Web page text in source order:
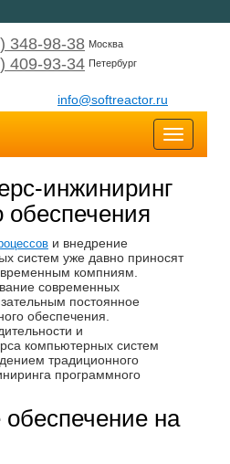
348-98-38 Москва
409-93-34 Петербург
info@softreactor.ru
Toggle
инжиниринг
обеспечения
и внедрение
систем уже давно приносят
компниям.
современных
постоянное
обеспечения.
и
компьютерных систем
традиционного
программного
на